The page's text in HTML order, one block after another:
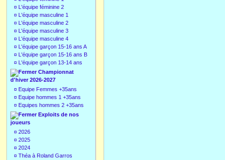
¤ L'équipe féminine 2
¤ L'équipe masculine 1
¤ L'équipe masculine 2
¤ L'équipe masculine 3
¤ L'équipe masculine 4
¤ L'équipe garçon 15-16 ans A
¤ L'équipe garçon 15-16 ans B
¤ L'équipe garçon 13-14 ans
Championnat
d'hiver 2026-2027
¤ Equipe Femmes +35ans
¤ Equipe hommes 1 +35ans
¤ Equipes hommes 2 +35ans
Exploits de nos
joueurs
¤ 2026
¤ 2025
¤ 2024
¤ Théa à Roland Garros